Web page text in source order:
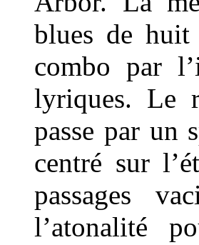
blues de huit
combo par
lyriques. Le
passe par un
centré sur
passages
l’atonalité